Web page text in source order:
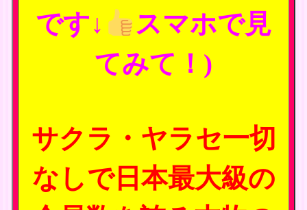
です↓
スマホで見
てみて！)
サクラ・ヤラセ一切
なしで日本最大級の